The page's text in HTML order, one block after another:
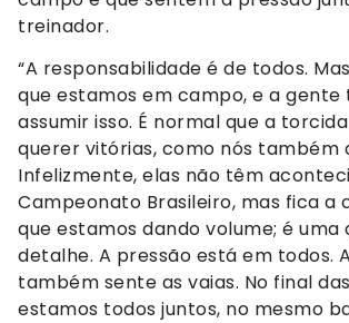
treinador.
“A responsabilidade é de todos.
que estamos em campo, e a gente
assumir isso. É normal que a
querer vitórias, como nós também
Infelizmente, elas não têm
Campeonato Brasileiro, mas fica a
que estamos dando volume; é uma
detalhe. A pressão está em todos.
também sente as vaias. No final
estamos todos juntos, no mesmo